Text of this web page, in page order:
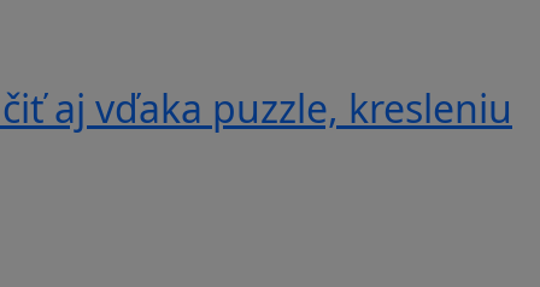
aj vďaka puzzle, kresleniu